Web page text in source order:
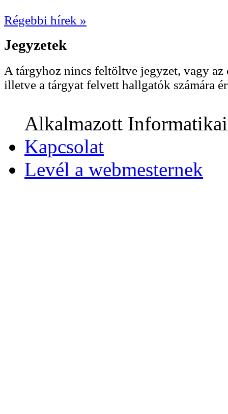
Régebbi hírek »
Jegyzetek
A tárgyhoz nincs feltöltve jegyzet, vagy az
illetve a tárgyat felvett hallgatók számára
Alkalmazott Informatikai
Kapcsolat
Levél a webmesternek